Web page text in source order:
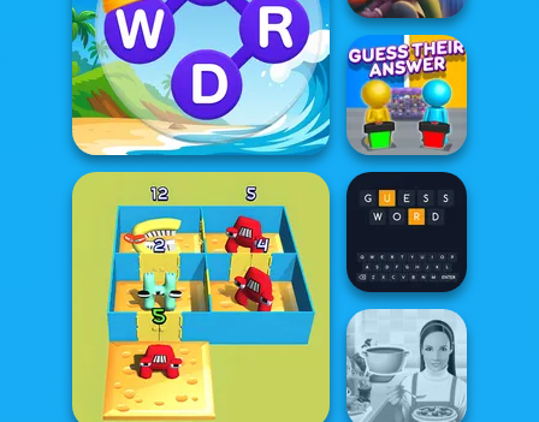
Word Connect Puzzle
Word Scramble:
Family Tales
Answer
Guess Word